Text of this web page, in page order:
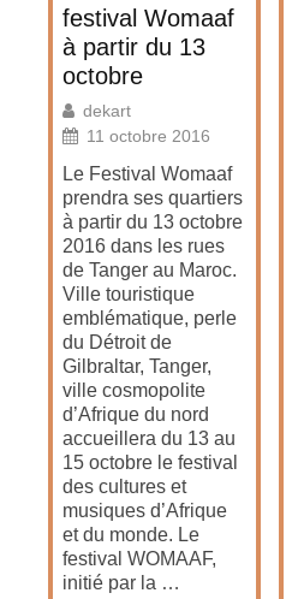
festival Womaaf
à partir du 13
octobre
dekart
11 octobre 2016
Le Festival Womaaf
prendra ses quartiers
à partir du 13 octobre
2016 dans les rues
de Tanger au Maroc.
Ville touristique
emblématique, perle
du Détroit de
Gilbraltar, Tanger,
ville cosmopolite
d’Afrique du nord
accueillera du 13 au
15 octobre le festival
des cultures et
musiques d’Afrique
et du monde. Le
festival WOMAAF,
initié par la …